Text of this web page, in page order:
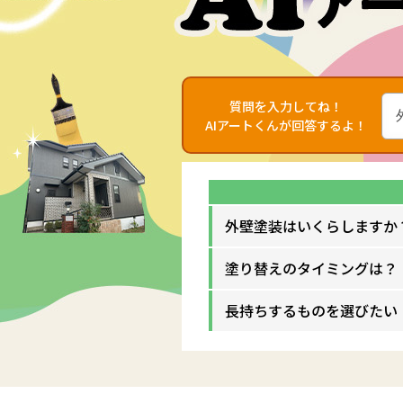
質問を入力してね！
AIアートくんが回答するよ！
外壁塗装はいくらしますか
塗り替えのタイミングは？
長持ちするものを選びたい